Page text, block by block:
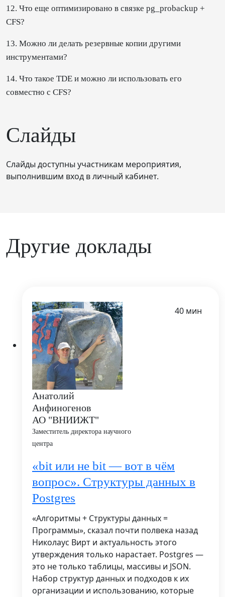
12. Что еще оптимизировано в связке pg_probackup +
CFS?
13. Можно ли делать резервные копии другими
инструментами?
14. Что такое TDE и можно ли использовать его
совместно с CFS?
Слайды
Слайды доступны участникам мероприятия,
выполнившим вход в личный кабинет.
Другие доклады
Анатолий
Анфиногенов
АО "ВНИИЖТ"
Заместитель директора научного
центра
40 мин
«bit или не bit — вот в чём
вопрос». Структуры данных в
Postgres
«Алгоритмы + Структуры данных =
Программы», сказал почти полвека назад
Николаус Вирт и актуальность этого
утверждения только нарастает. Postgres —
это не только таблицы, массивы и JSON.
Набор структур данных и подходов к их
организации и использованию, которые